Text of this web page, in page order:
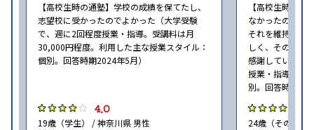
【高校生時の通塾】学校の成績を保てたし、
志望校に受かったのでよかった（大学受験
で、週に2回程度授業・指導。受講料は月
30,000円程度。利用した主な授業スタイル：
個別。回答時期2024年5月）
4.0
19歳（学生） / 神奈川県 男性
【高校生時の通
なかったので、
それを維持しな
しく、その楽し
感謝しています
授業・指導。利
別。回答時期
24歳（その他）